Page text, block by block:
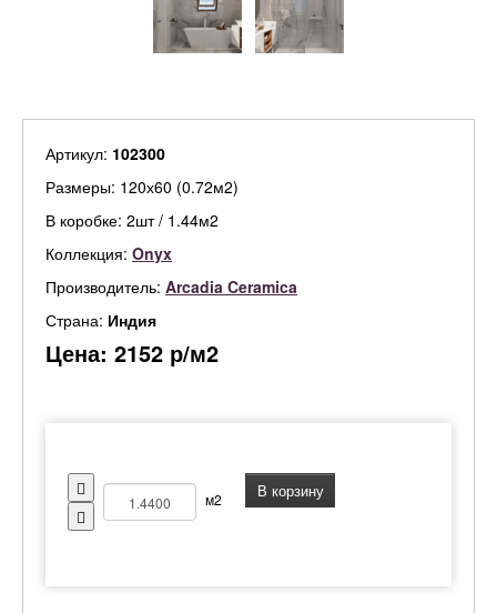
Артикул: 102300
Размеры: 120х60 (0.72м2)
В коробке: 2шт / 1.44м2
Коллекция: Onyx
Производитель: Arcadia Ceramica
Страна: Индия
Цена: 2152 р/м2
м2 В корзину